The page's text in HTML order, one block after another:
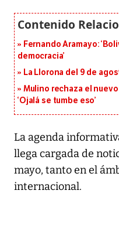
Fernando Aramayo:
democracia’
La Llorona del 9 de
Mulino rechaza el
‘Ojalá se tumbe eso’
La agenda
llega cargada de
mayo, tanto en el
internacional.